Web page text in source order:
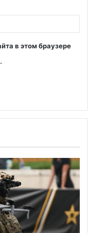
в этом браузере